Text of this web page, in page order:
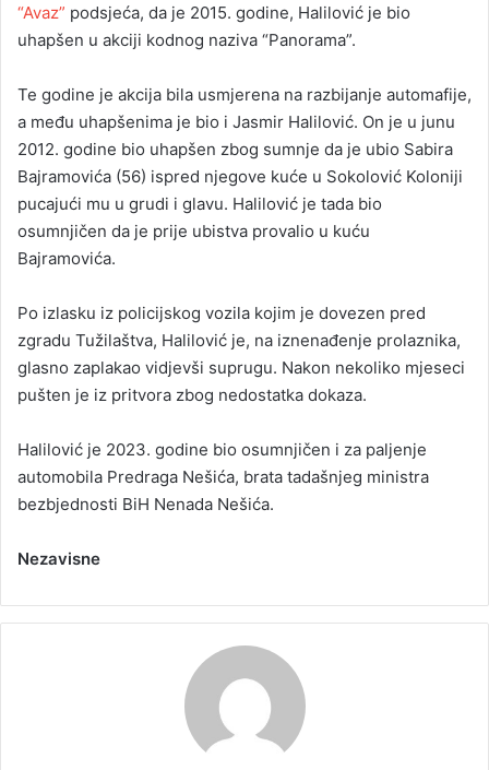
“Avaz” podsjeća, da je 2015. godine, Halilović je bio
uhapšen u akciji kodnog naziva “Panorama”.
Te godine je akcija bila usmjerena na razbijanje automafije,
a među uhapšenima je bio i Jasmir Halilović. On je u junu
2012. godine bio uhapšen zbog sumnje da je ubio Sabira
Bajramovića (56) ispred njegove kuće u Sokolović Koloniji
pucajući mu u grudi i glavu. Halilović je tada bio
osumnjičen da je prije ubistva provalio u kuću
Bajramovića.
Po izlasku iz policijskog vozila kojim je dovezen pred
zgradu Tužilaštva, Halilović je, na iznenađenje prolaznika,
glasno zaplakao vidjevši suprugu. Nakon nekoliko mjeseci
pušten je iz pritvora zbog nedostatka dokaza.
Halilović je 2023. godine bio osumnjičen i za paljenje
automobila Predraga Nešića, brata tadašnjeg ministra
bezbjednosti BiH Nenada Nešića.
Nezavisne